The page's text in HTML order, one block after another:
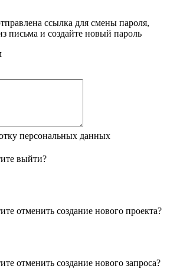
ссылка для смены пароля,
письма и создайте новый пароль
персональных данных
выйти?
отменить создание нового проекта?
отменить создание нового запроса?